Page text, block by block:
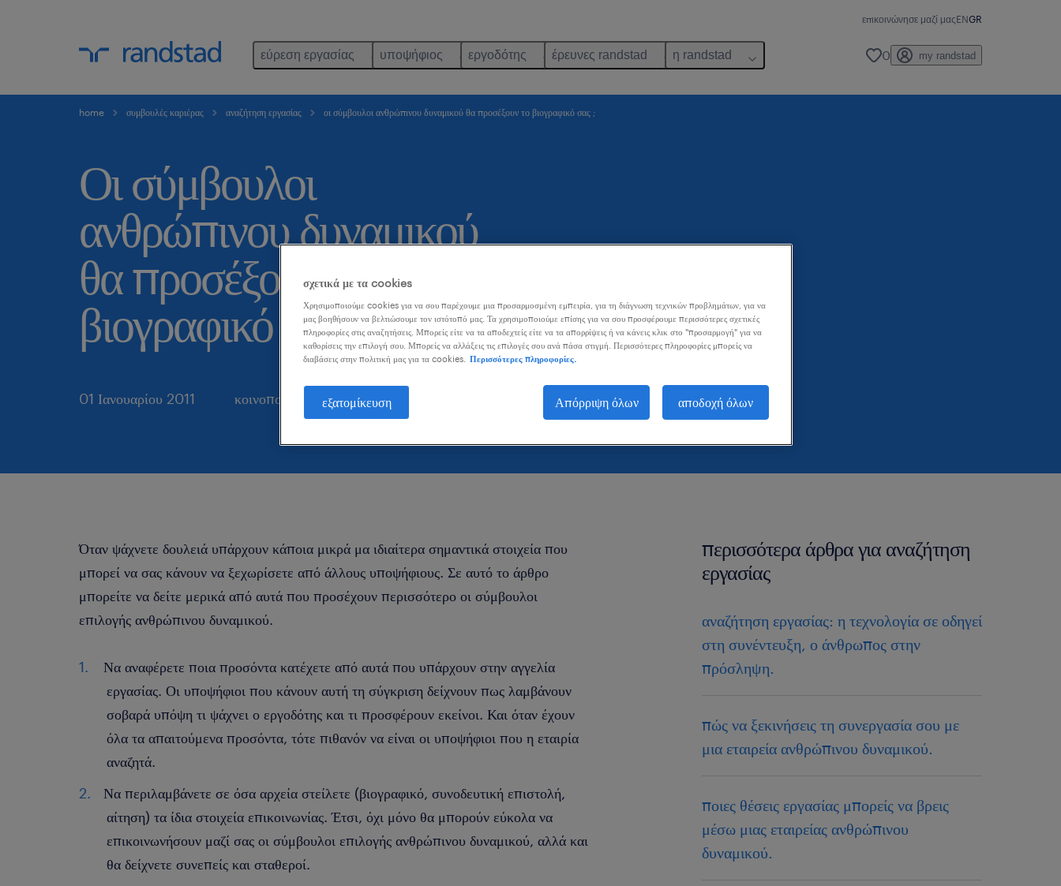
επικοινώνησε μαζί μαςENGR
εύρεση εργασίας υποψήφιος εργοδότης έρευνες randstad η randstad 0 my randstad
home συμβουλές καριέρας αναζήτηση εργασίας οι σύμβουλοι ανθρώπινου δυναμικού θα προσέξουν το βιογραφικό σας ;
Οι σύμβουλοι
ανθρώπινου δυναμικού
θα προσέξουν το
βιογραφικό σας ;
01 Ιανουαρίου 2011 κοινοποιήστε το άρθρο:
Όταν ψάχνετε δουλειά υπάρχουν κάποια μικρά μα ιδιαίτερα σημαντικά στοιχεία που
μπορεί να σας κάνουν να ξεχωρίσετε από άλλους υποψήφιους. Σε αυτό το άρθρο
μπορείτε να δείτε μερικά από αυτά που προσέχουν περισσότερο οι σύμβουλοι
επιλογής ανθρώπινου δυναμικού.
Να αναφέρετε ποια προσόντα κατέχετε από αυτά που υπάρχουν στην αγγελία
εργασίας. Οι υποψήφιοι που κάνουν αυτή τη σύγκριση δείχνουν πως λαμβάνουν
σοβαρά υπόψη τι ψάχνει ο εργοδότης και τι προσφέρουν εκείνοι. Και όταν έχουν
όλα τα απαιτούμενα προσόντα, τότε πιθανόν να είναι οι υποψήφιοι που η εταιρία
αναζητά.
Να περιλαμβάνετε σε όσα αρχεία στείλετε (βιογραφικό, συνοδευτική επιστολή,
αίτηση) τα ίδια στοιχεία επικοινωνίας. Έτσι, όχι μόνο θα μπορούν εύκολα να
επικοινωνήσουν μαζί σας οι σύμβουλοι επιλογής ανθρώπινου δυναμικού, αλλά και
θα δείχνετε συνεπείς και σταθεροί.
περισσότερα άρθρα για αναζήτηση
εργασίας
αναζήτηση εργασίας: η τεχνολογία σε οδηγεί
στη συνέντευξη, ο άνθρωπος στην
πρόσληψη.
πώς να ξεκινήσεις τη συνεργασία σου με
μια εταιρεία ανθρώπινου δυναμικού.
ποιες θέσεις εργασίας μπορείς να βρεις
μέσω μιας εταιρείας ανθρώπινου
δυναμικού.
σχετικά με τα cookies
Χρησιμοποιούμε cookies για να σου παρέχουμε μια προσαρμοσμένη εμπειρία, για τη διάγνωση τεχνικών προβλημάτων, για να
μας βοηθήσουν να βελτιώσουμε τον ιστότοπό μας. Τα χρησιμοποιούμε επίσης για να σου προσφέρουμε περισσότερες σχετικές
πληροφορίες στις αναζητήσεις. Μπορείς είτε να τα αποδεχτείς είτε να τα απορρίψεις ή να κάνεις κλικ στο "προσαρμογή" για να
καθορίσεις την επιλογή σου. Μπορείς να αλλάξεις τις επιλογές σου ανά πάσα στιγμή. Περισσότερες πληροφορίες μπορείς να
διαβάσεις στην πολιτική μας για τα cookies.
Περισσότερες πληροφορίες.
εξατομίκευση Απόρριψη όλων αποδοχή όλων